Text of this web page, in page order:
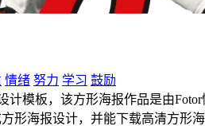
情绪 努力 学习 鼓励
计模板，该方形海报作品是由
形海报设计，并能下载高清方形海